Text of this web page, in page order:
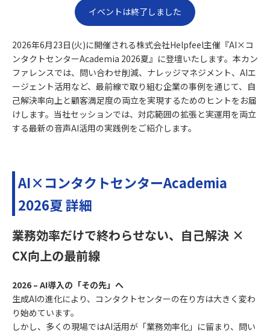
イベントは終了しました
2026年6月23日(火)に開催される株式会社Helpfeel主催『AI×コ
ンタクトセンターAcademia 2026夏』に登壇いたします。本カン
ファレンスでは、問い合わせ削減、ナレッジマネジメント、AIエ
ージェント活用など、最前線で取り組む企業の事例を通じて、自
己解決率向上と顧客満足度の両立を実現するためのヒントをお届
けします。当社セッションでは、対応範囲の拡張と実運用を両立
する最新の音声AI活用の実践例をご紹介します。
AI×コンタクトセンターAcademia
2026夏 詳細
業務効率だけで終わらせない、自己解決 ×
CX向上の最前線
2026 – AI導入の「その先」へ
生成AIの進化により、コンタクトセンターの在り方は大きく変わ
り始めています。
しかし、多くの現場ではAI活用が「業務効率化」に留まり、問い